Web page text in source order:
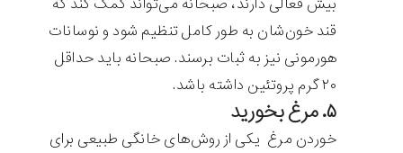
قند خون‌شان به طور کامل تنظیم شود و نوسانات
هورمونی نیز به ثبات برسند. صبحانه باید حداقل
۲۰ گرم پروتئین داشته باشد.
۵. مرغ بخورید
خوردن مرغ یکی از روش‌های خانگی طبیعی برای